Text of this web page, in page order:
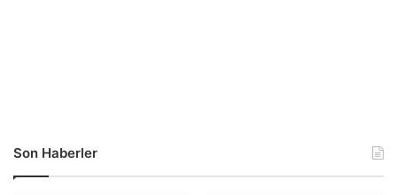
Son Haberler